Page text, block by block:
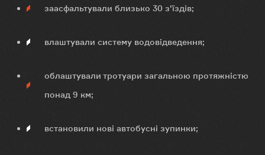
заасфальтували близько 30 з'їздів;
влаштували систему водовідведення;
облаштували тротуари загальною протяжністю
понад 9 км;
встановили нові автобусні зупинки;